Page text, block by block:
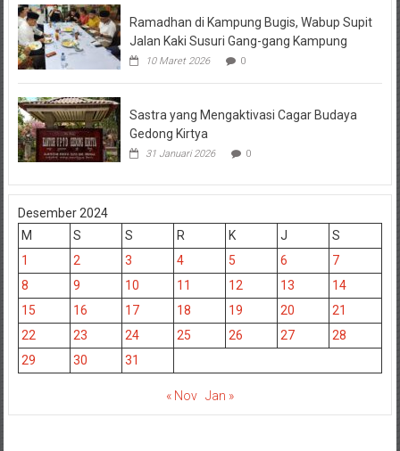
Ramadhan di Kampung Bugis, Wabup Supit
Jalan Kaki Susuri Gang-gang Kampung
10 Maret 2026 0
Sastra yang Mengaktivasi Cagar Budaya
Gedong Kirtya
31 Januari 2026 0
Desember 2024
M
S S R K J
S
1
2 3 4 5 6
7
8
9 10 11 12 13
14
15
16 17 18 19 20
21
22
23 24 25 26 27
28
29
30 31
« Nov Jan »